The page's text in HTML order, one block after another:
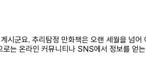
시군요. 추리탐정 만화책은 오랜 세월을 넘
는 온라인 커뮤니티나 SNS에서 정보를 얻